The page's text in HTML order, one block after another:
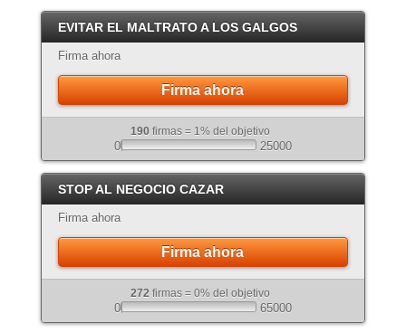
Crema
Atigrado
EVITAR EL MALTRATO A LOS GALGOS
Firma ahora
Firma ahora
190 firmas = 1% del objetivo
0 25000
STOP AL NEGOCIO CAZAR
Firma ahora
Firma ahora
272 firmas = 0% del objetivo
0 65000